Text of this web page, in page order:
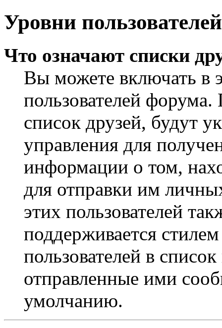
Уровни
Что означают списки
Вы можете включать в
пользователей форума.
список друзей, будут
управления для
информации о том,
для отправки им
этих пользователей
поддерживается
пользователей в
отправленные ими
умолчанию.